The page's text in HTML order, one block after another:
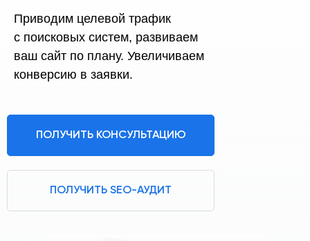
ПОЛУЧИТЬ КОНСУЛЬТАЦИЮ
ПОЛУЧИТЬ SEO-АУДИТ
Приводим целевой трафик
с поисковых систем, развиваем
ваш сайт по плану. Увеличиваем
конверсию в заявки.